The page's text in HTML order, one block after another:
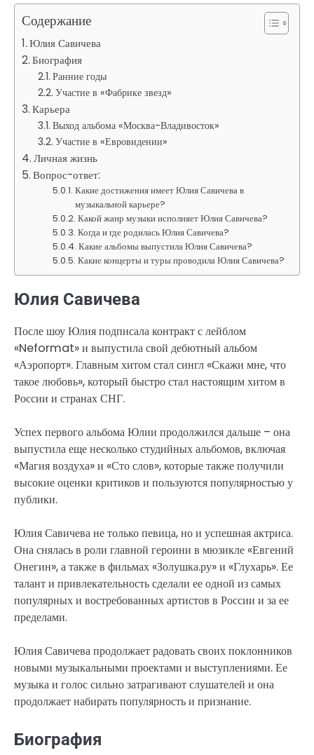
Содержание
Юлия Савичева
Биография
Ранние годы
Участие в «Фабрике звезд»
Карьера
Выход альбома «Москва-Владивосток»
Участие в «Евровидении»
Личная жизнь
Вопрос-ответ:
Какие достижения имеет Юлия Савичева в
музыкальной карьере?
Какой жанр музыки исполняет Юлия Савичева?
Когда и где родилась Юлия Савичева?
Какие альбомы выпустила Юлия Савичева?
Какие концерты и туры проводила Юлия Савичева?
Юлия Савичева
После шоу Юлия подписала контракт с лейблом
«Neformat» и выпустила свой дебютный альбом
«Аэропорт». Главным хитом стал сингл «Скажи мне, что
такое любовь», который быстро стал настоящим хитом в
России и странах СНГ.
Успех первого альбома Юлии продолжился дальше – она
выпустила еще несколько студийных альбомов, включая
«Магия воздуха» и «Сто слов», которые также получили
высокие оценки критиков и пользуются популярностью у
публики.
Юлия Савичева не только певица, но и успешная актриса.
Она снялась в роли главной героини в мюзикле «Евгений
Онегин», а также в фильмах «Золушка.ру» и «Глухарь». Ее
талант и привлекательность сделали ее одной из самых
популярных и востребованных артистов в России и за ее
пределами.
Юлия Савичева продолжает радовать своих поклонников
новыми музыкальными проектами и выступлениями. Ее
музыка и голос сильно затрагивают слушателей и она
продолжает набирать популярность и признание.
Биография